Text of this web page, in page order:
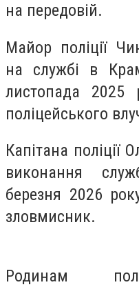
на передовій.
Майор поліції
на службі в
листопада 2025
поліцейського
Капітана поліції
виконання
березня 2026
зловмисник.
Родинам